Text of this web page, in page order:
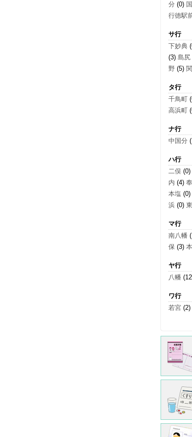
分 (0)
行徳駅
サ行
下妙典
(3) 島尻
野 (5)
タ行
千鳥町
高浜町
ナ行
中国分
ハ行
二俣 (0)
内 (4)
本塩 (0)
浜 (0)
マ行
南八幡
保 (3)
ヤ行
八幡
ワ行
若宮 (2)